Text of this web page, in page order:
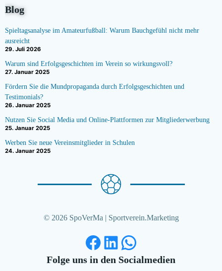
Blog
Spieltagsanalyse im Amateurfußball: Warum Bauchgefühl nicht mehr
ausreicht
29. Juli 2026
Warum sind Erfolgsgeschichten im Verein so wirkungsvoll?
27. Januar 2025
Fördern Sie die Mundpropaganda durch Erfolgsgeschichten und
Testimonials?
26. Januar 2025
Nutzen Sie Social Media und Online-Plattformen zur Mitgliederwerbung
25. Januar 2025
Werben Sie neue Vereinsmitglieder in Schulen
24. Januar 2025
© 2026 SpoVerMa | Sportverein.Marketing
Facebook
LinkedIn
WhatsApp
Folge uns in den Socialmedien